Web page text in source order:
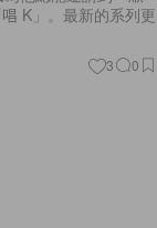
K」。最新的系列更
3 0